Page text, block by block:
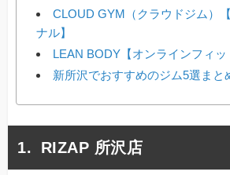
CLOUD GYM（クラウドジム）
ナル】
LEAN BODY【オンラインフィッ
新所沢でおすすめのジム5選まと
RIZAP 所沢店